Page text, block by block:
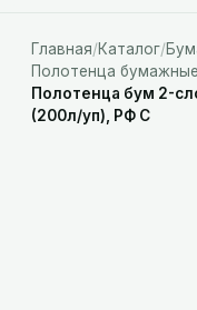
Главная/Каталог/
Полотенца бумажные
Полотенца бум 2-
(200л/уп), РФ С